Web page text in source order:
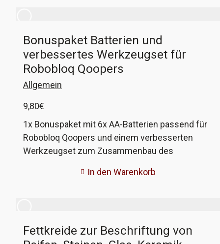
Bonuspaket Batterien und
verbessertes Werkzeugset für
Robobloq Qoopers
Allgemein
9,80€
1x Bonuspaket mit 6x AA-Batterien passend für
Robobloq Qoopers und einem verbesserten
Werkzeugset zum Zusammenbau des
damit geht der Roboter richtig vorwärts! Und das
In den Warenkorb
Fettkreide zur Beschriftung von